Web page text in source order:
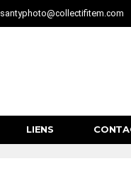
santyphoto@collectifitem.com
LIENS